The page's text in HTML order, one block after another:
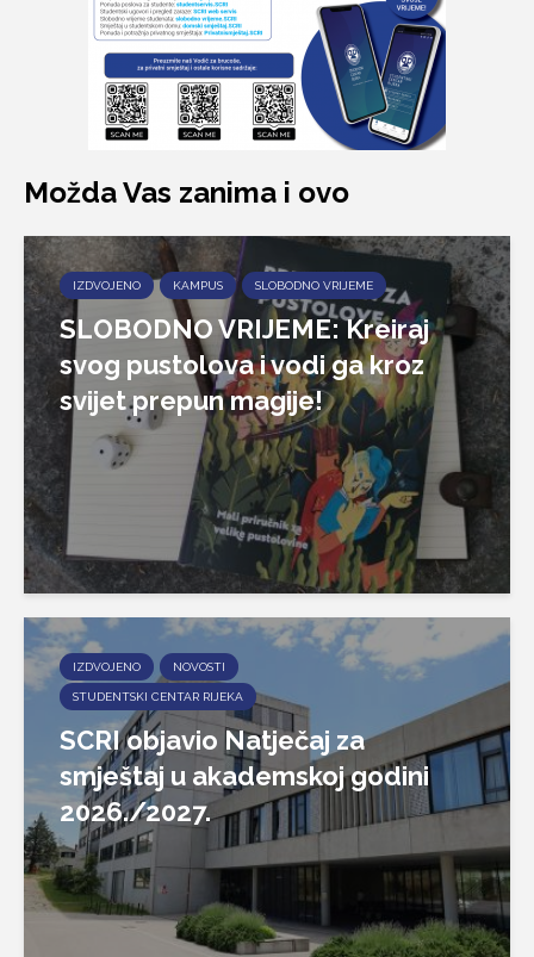
Možda Vas zanima i ovo
IZDVOJENO KAMPUS SLOBODNO VRIJEME
SLOBODNO VRIJEME: Kreiraj
svog pustolova i vodi ga kroz
svijet prepun magije!
IZDVOJENO NOVOSTI
STUDENTSKI CENTAR RIJEKA
SCRI objavio Natječaj za
smještaj u akademskoj godini
2026./2027.